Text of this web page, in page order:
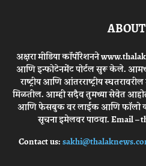
अक्षरा मीडिया कॉर्पोरेशनने
आणि इन्फोटेनमेंट पोर्टल सुरू केले.
राष्ट्रीय आणि आंतरराष्ट्रीय
मिळतील. आम्ही सदैव तुमच्या सेवेत आहोत.
आणि फेसबुक वर लाईक आणि फॉलो
सूचना इमेलवर पाठवा. Email –
Contact us: